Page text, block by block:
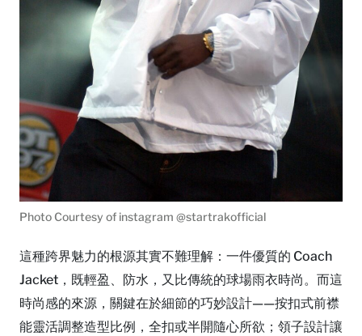
Photo Courtesy of instagram @startrakofficial
這種跨界魅力的根源其實不難理解：一件優質的 Coach
Jacket，既輕盈、防水，又比傳統的球場雨衣時尚。而這
時尚感的來源，關鍵在於細節的巧妙設計——按扣式前襟
能靈活調整造型比例，全扣或半開隨心所欲；領子設計讓